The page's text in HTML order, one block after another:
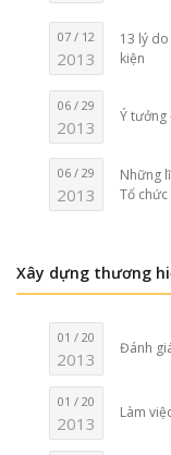
07 / 12
2013
13 lý
kiện
06 / 29
2013 Ý tưởng
06 / 29
2013
Những
Tổ
Xây dựng thương
01 / 20
2013 Đánh
01 / 20
2013 Làm